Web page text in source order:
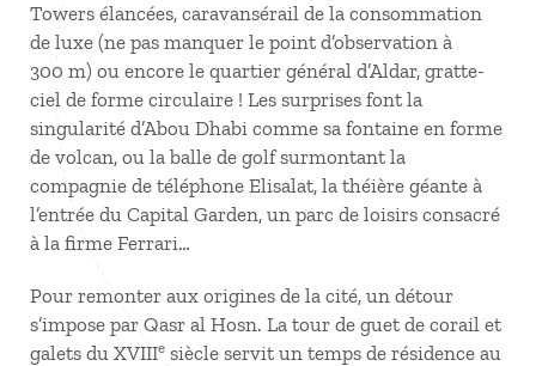
Towers élancées, caravansérail de la consommation
de luxe (ne pas manquer le point d’observation à
300 m) ou encore le quartier général d’Aldar, gratte-
ciel de forme circulaire ! Les surprises font la
singularité d’Abou Dhabi comme sa fontaine en forme
de volcan, ou la balle de golf surmontant la
compagnie de téléphone Elisalat, la théière géante à
l’entrée du Capital Garden, un parc de loisirs consacré
à la firme Ferrari…
Pour remonter aux origines de la cité, un détour
s’impose par Qasr al Hosn. La tour de guet de corail et
galets du XVIIIe siècle servit un temps de résidence au